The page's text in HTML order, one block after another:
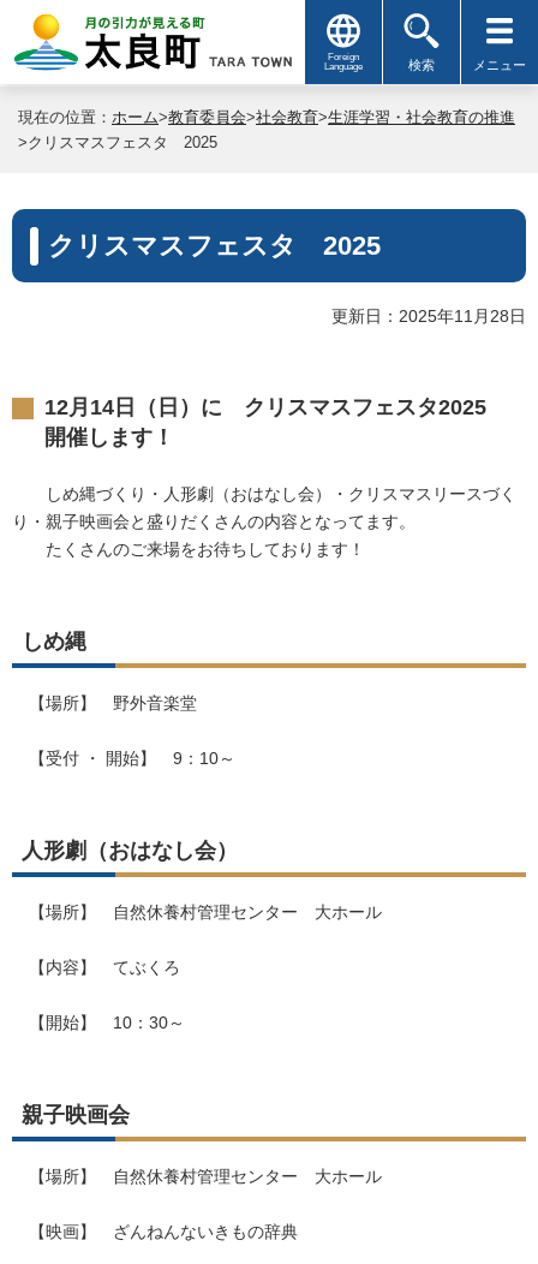
Foreign
Language
検索 メニュー
現在の位置： ホーム>教育委員会>社会教育>生涯学習・社会教育の推進
>クリスマスフェスタ 2025
クリスマスフェスタ 2025
更新日：2025年11月28日
12月14日（日）に クリスマスフェスタ2025
開催します！
しめ縄づくり・人形劇（おはなし会）・クリスマスリースづく
り・親子映画会と盛りだくさんの内容となってます。
たくさんのご来場をお待ちしております！
しめ縄
【場所】 野外音楽堂
【受付 ・ 開始】 9：10～
人形劇（おはなし会）
【場所】 自然休養村管理センター 大ホール
【内容】 てぶくろ
【開始】 10：30～
親子映画会
【場所】 自然休養村管理センター 大ホール
【映画】 ざんねんないきもの辞典